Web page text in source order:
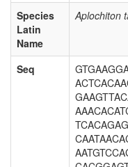
Species
Latin
Name
Aplochiton
Seq